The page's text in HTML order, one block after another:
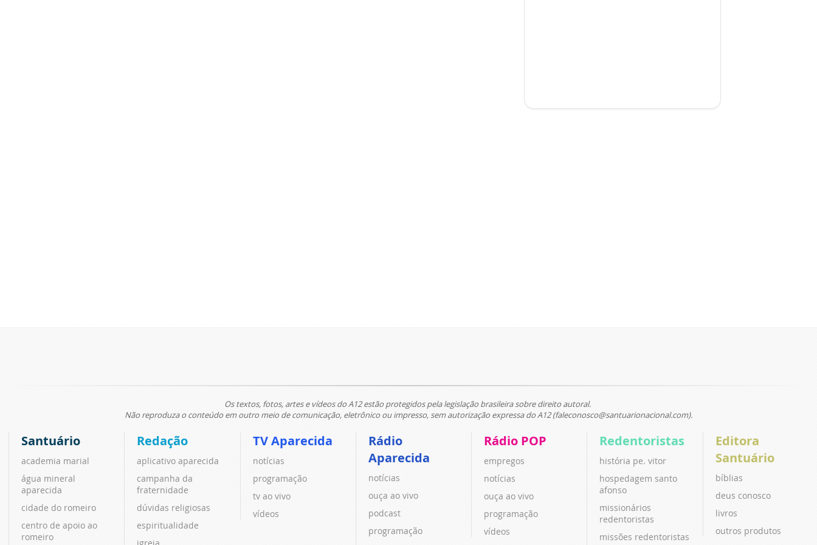
Os textos, fotos, artes e vídeos do A12 estão protegidos pela legislação brasileira sobre direito autoral.
Não reproduza o conteúdo em outro meio de comunicação, eletrônico ou impresso, sem autorização expressa do A12 (faleconosco@santuarionacional.com).
Santuário
academia marial
água mineral
aparecida
cidade do romeiro
centro de apoio ao
romeiro
Redação
aplicativo aparecida
campanha da
fraternidade
dúvidas religiosas
espiritualidade
igreja
TV Aparecida
notícias
programação
tv ao vivo
vídeos
Rádio
Aparecida
notícias
ouça ao vivo
podcast
programação
Rádio POP
empregos
notícias
ouça ao vivo
programação
vídeos
Redentoristas
história pe. vitor
hospedagem santo
afonso
missionários
redentoristas
missões redentoristas
Editora
Santuário
bíblias
deus conosco
livros
outros produtos